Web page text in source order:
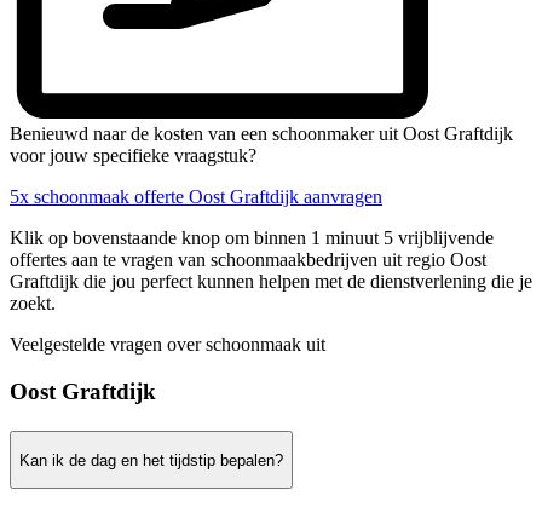
Benieuwd naar de kosten van een schoonmaker uit Oost Graftdijk
voor jouw specifieke vraagstuk?
5x schoonmaak offerte Oost Graftdijk aanvragen
Klik op bovenstaande knop om binnen 1 minuut 5 vrijblijvende
offertes aan te vragen van schoonmaakbedrijven uit regio Oost
Graftdijk die jou perfect kunnen helpen met de dienstverlening die je
zoekt.
Veelgestelde vragen over schoonmaak uit
Oost Graftdijk
Kan ik de dag en het tijdstip bepalen?